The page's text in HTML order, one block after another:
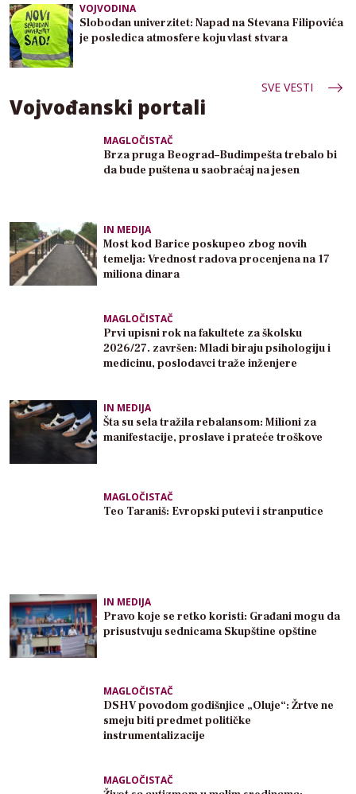
VOJVODINA
Slobodan univerzitet: Napad na Stevana Filipovića
je posledica atmosfere koju vlast stvara
SVE VESTI
Vojvođanski portali
MAGLOČISTAČ
Brza pruga Beograd–Budimpešta trebalo bi
da bude puštena u saobraćaj na jesen
IN MEDIJA
Most kod Barice poskupeo zbog novih
temelja: Vrednost radova procenjena na 17
miliona dinara
MAGLOČISTAČ
Prvi upisni rok na fakultete za školsku
2026/27. završen: Mladi biraju psihologiju i
medicinu, poslodavci traže inženjere
IN MEDIJA
Šta su sela tražila rebalansom: Milioni za
manifestacije, proslave i prateće troškove
MAGLOČISTAČ
Teo Taraniš: Evropski putevi i stranputice
IN MEDIJA
Pravo koje se retko koristi: Građani mogu da
prisustvuju sednicama Skupštine opštine
MAGLOČISTAČ
DSHV povodom godišnjice „Oluje“: Žrtve ne
smeju biti predmet političke
instrumentalizacije
MAGLOČISTAČ